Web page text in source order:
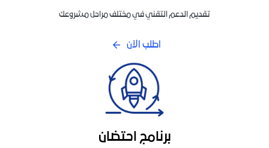
تقديم الدعم التقني في مختلف مراحل مشروعك
اطلب الآن
برنامج احتضان